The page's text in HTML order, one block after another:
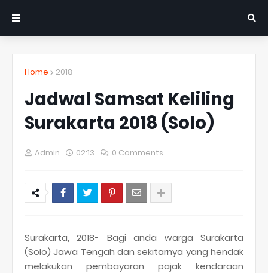
Home 2018
Jadwal Samsat Keliling
Surakarta 2018 (Solo)
Admin 02:13 0 Comments
Surakarta, 2018- Bagi anda warga Surakarta
(Solo) Jawa Tengah dan sekitarnya yang hendak
melakukan pembayaran pajak kendaraan